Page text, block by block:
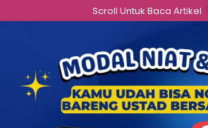
to
Scroll Untuk Baca Artikel